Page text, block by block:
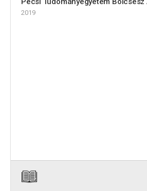
2019